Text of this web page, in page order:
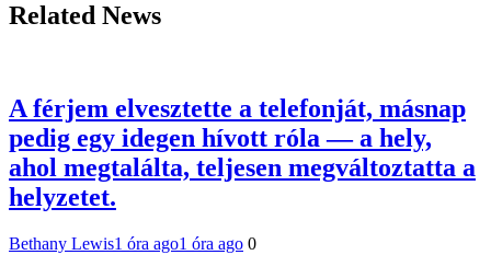
Related News
A férjem elvesztette a telefonját, másnap
pedig egy idegen hívott róla — a hely,
ahol megtalálta, teljesen megváltoztatta a
helyzetet.
Bethany Lewis1 óra ago1 óra ago 0